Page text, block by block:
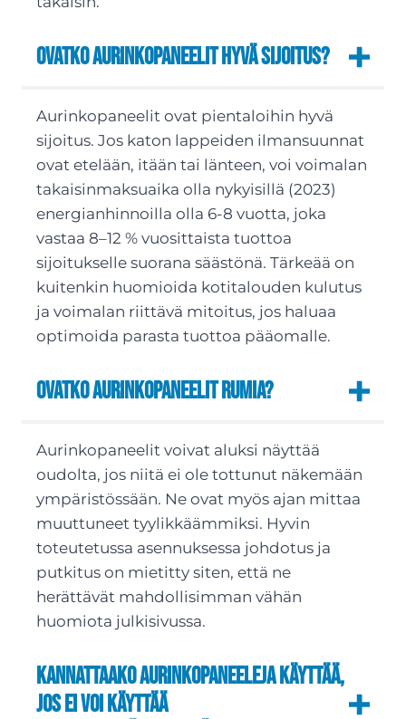
Ovatko aurinkopaneelit hyvä sijoitus?
Aurinkopaneelit ovat pientaloihin hyvä
sijoitus. Jos katon lappeiden ilmansuunnat
ovat etelään, itään tai länteen, voi voimalan
takaisinmaksuaika olla nykyisillä (2023)
energianhinnoilla olla 6-8 vuotta, joka
vastaa 8–12 % vuosittaista tuottoa
sijoitukselle suorana säästönä. Tärkeää on
kuitenkin huomioida kotitalouden kulutus
ja voimalan riittävä mitoitus, jos haluaa
optimoida parasta tuottoa pääomalle.
Ovatko aurinkopaneelit rumia?
Aurinkopaneelit voivat aluksi näyttää
oudolta, jos niitä ei ole tottunut näkemään
ympäristössään. Ne ovat myös ajan mittaa
muuttuneet tyylikkäämmiksi. Hyvin
toteutetussa asennuksessa johdotus ja
putkitus on mietitty siten, että ne
herättävät mahdollisimman vähän
huomiota julkisivussa.
Kannattaako aurinkopaneeleja käyttää,
jos ei voi käyttää